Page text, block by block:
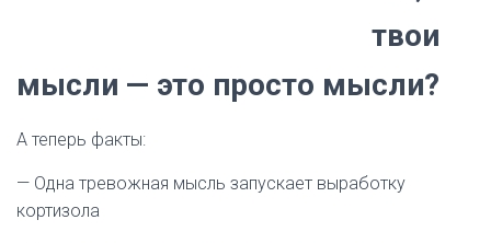
твои
мысли — это просто мысли?
А теперь факты:
— Одна тревожная мысль запускает выработку
кортизола